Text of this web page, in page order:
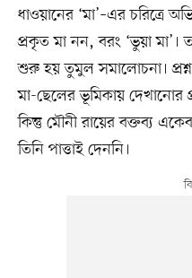
ধাওয়ানের ‘মা’–এর চরিত্রে
প্রকৃত মা নন, বরং ‘ভুয়া মা’।
শুরু হয় তুমুল সমালোচনা।
মা-ছেলের ভূমিকায় দেখানোর
কিন্তু মৌনী রায়ের বক্তব্য
তিনি পাত্তাই দেননি।